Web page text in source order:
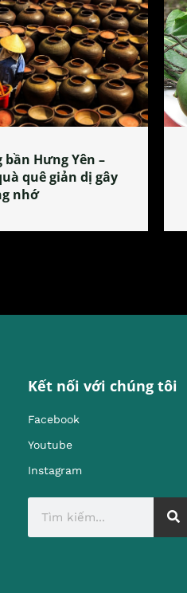
bần Hưng Yên –
quê giản dị gây
nhớ
Kết nối với chúng tôi
Facebook
Youtube
Instagram